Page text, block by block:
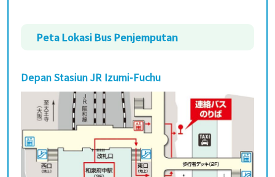
Peta Lokasi Bus Penjemputan
Depan Stasiun JR Izumi-Fuchu